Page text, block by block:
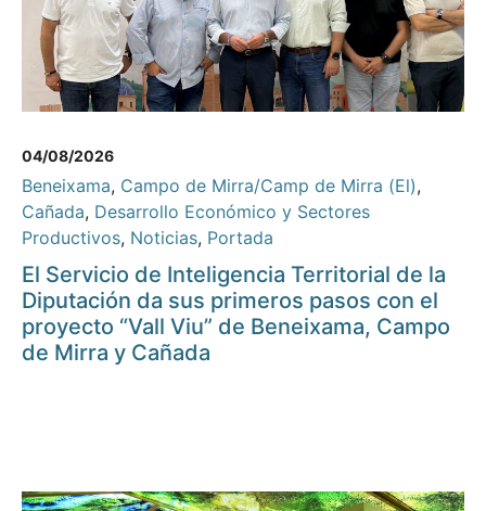
04/08/2026
Beneixama, Campo de Mirra/Camp de Mirra (El),
Cañada, Desarrollo Económico y Sectores
Productivos, Noticias, Portada
El Servicio de Inteligencia Territorial de la
Diputación da sus primeros pasos con el
proyecto “Vall Viu” de Beneixama, Campo
de Mirra y Cañada